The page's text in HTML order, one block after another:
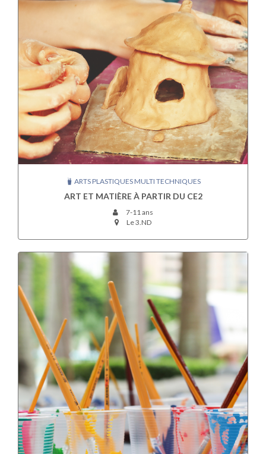
ARTS PLASTIQUES MULTI TECHNIQUES
ART ET MATIÈRE À PARTIR DU CE2
7-11 ans
Le 3.ND